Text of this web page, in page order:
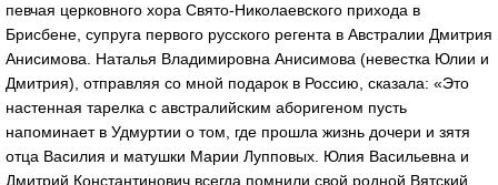
певчая церковного хора Свято-Николаевского прихода в
Брисбене, супруга первого русского регента в Австралии Дмитрия
Анисимова. Наталья Владимировна Анисимова (невестка Юлии и
Дмитрия), отправляя со мной подарок в Россию, сказала: «Это
настенная тарелка с австралийским аборигеном пусть
напоминает в Удмуртии о том, где прошла жизнь дочери и зятя
отца Василия и матушки Марии Лупповых. Юлия Васильевна и
Дмитрий Константинович всегда помнили свой родной Вятский